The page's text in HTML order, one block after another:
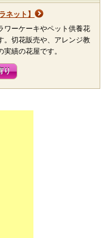
ネット】
ワーケーキやペット供養花
。切花販売や、アレンジ教
績の花屋です。
り